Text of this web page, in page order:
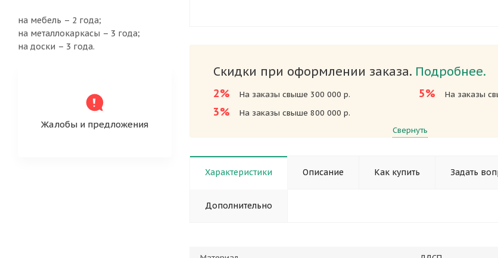
Скидки при оформлении заказа. Подробнее.
2% На заказы свыше 300 000 р.
3% На заказы свыше 800 000 р.
5% На заказы
Свернуть
Характеристики Описание Как купить Задать
Дополнительно
на мебель – 2 года;
на металлокаркасы – 3 года;
на доски – 3 года.
Жалобы и предложения